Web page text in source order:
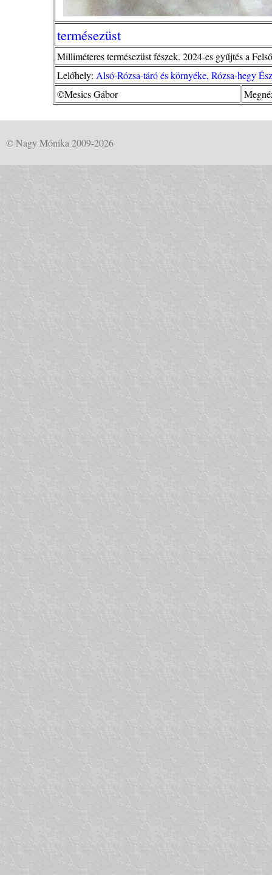
termésezüst
Milliméteres termésezüst fészek. 2024-es gyűjtés a
Lelőhely: Alsó-Rózsa-táró és környéke, Rózsa-hegy
©Mesics Gábor
© Nagy Mónika 2009-2026